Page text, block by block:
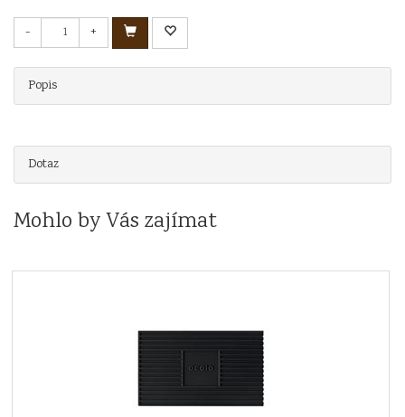
- +
Popis
Dotaz
Mohlo by Vás zajímat